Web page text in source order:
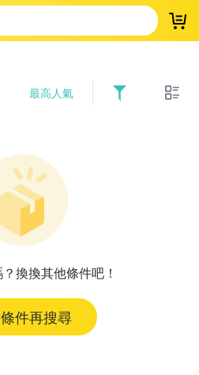
登
最高人氣
換換其他條件吧！
件再搜尋